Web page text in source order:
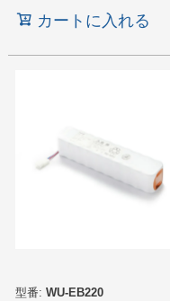
カートに入れる
型番: WU-EB220